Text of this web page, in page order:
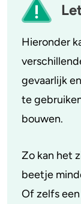
Hieronder
gevaarlijk
te
bouwen.
Zo kan het
beetje
Of zelfs